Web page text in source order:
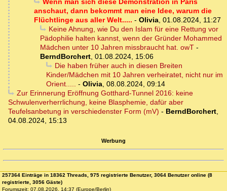
Wenn man sich diese Demonstration in Paris
anschaut, dann bekommt man eine Idee, warum die
Flüchtlinge aus aller Welt..... - Olivia, 01.08.2024, 11:27
Keine Ahnung, wie Du den Islam für eine Rettung vor
Pädophilie halten kannst, wenn der Gründer Mohammed
Mädchen unter 10 Jahren missbraucht hat. owT -
BerndBorchert, 01.08.2024, 15:06
Die haben früher auch in diesen Breiten
Kinder/Mädchen mit 10 Jahren verheiratet, nicht nur im
Orient..... - Olivia, 08.08.2024, 09:14
Zur Erinnerung Eröffnung Gotthard-Tunnel 2016: keine
Schwulenverherrlichung, keine Blasphemie, dafür aber
Teufelsanbetung in verschiedenster Form (mV) - BerndBorchert,
04.08.2024, 15:13
Werbung
257364 Einträge in 18362 Threads, 975 registrierte Benutzer, 3064 Benutzer online (8
registrierte, 3056 Gäste)
Forumszeit: 07.08.2026, 14:37 (Europe/Berlin)